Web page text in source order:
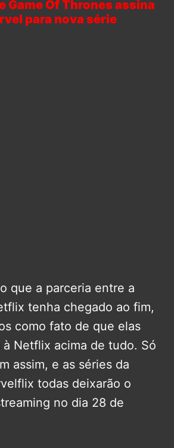
Game Of Thrones assina
para nova série
que a parceria entre a
tenha chegado ao fim,
como fato de que elas
Netflix acima de tudo. Só
assim, e as séries da
todas deixarão o
no dia 28 de